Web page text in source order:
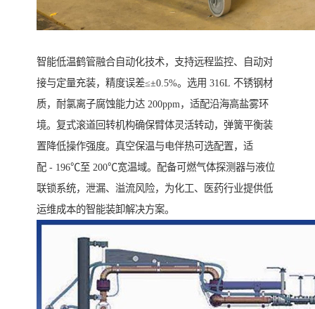
智能低温鹤管融合自动化技术，支持远程监控、自动对
接与定量充装，精度误差≤±0.5%。选用 316L 不锈钢材
质，耐氯离子腐蚀能力达 200ppm，适配沿海高盐雾环
境。复式滚道回转机构确保臂体灵活转动，弹簧平衡装
置降低操作强度。真空保温与电伴热可选配置，适
配 - 196℃至 200℃宽温域。配备可燃气体探测器与液位
联锁系统，泄漏、溢流风险，为化工、医药行业提供低
运维成本的智能装卸解决方案。